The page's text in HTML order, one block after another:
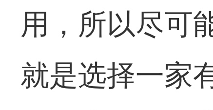
用，所以尽可
就是选择一家